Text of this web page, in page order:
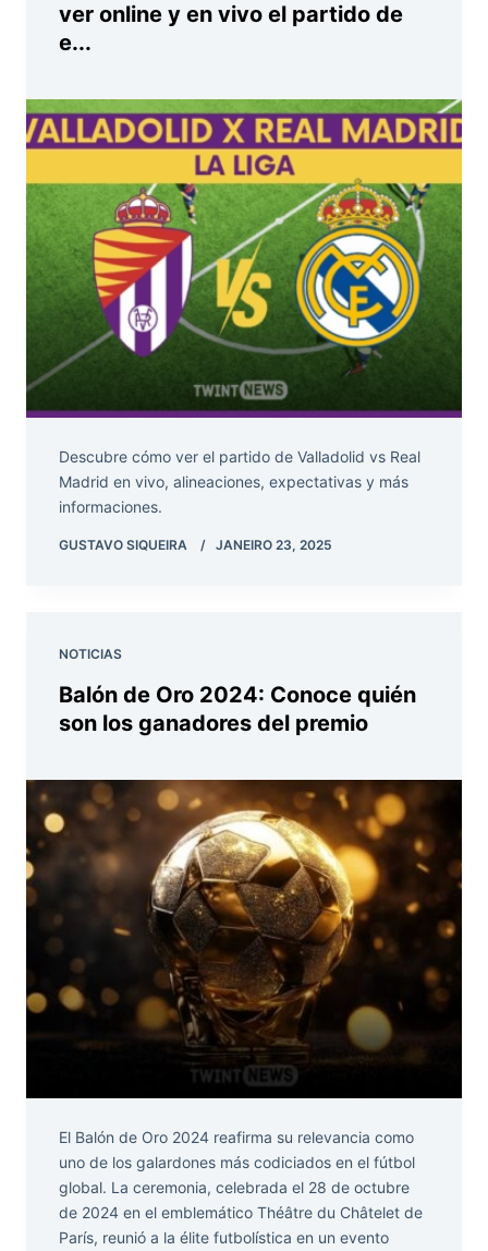
ver online y en vivo el partido de
e...
Descubre cómo ver el partido de Valladolid vs Real
Madrid en vivo, alineaciones, expectativas y más
informaciones.
GUSTAVO SIQUEIRA JANEIRO 23, 2025
NOTICIAS
Balón de Oro 2024: Conoce quién
son los ganadores del premio
El Balón de Oro 2024 reafirma su relevancia como
uno de los galardones más codiciados en el fútbol
global. La ceremonia, celebrada el 28 de octubre
de 2024 en el emblemático Théâtre du Châtelet de
París, reunió a la élite futbolística en un evento